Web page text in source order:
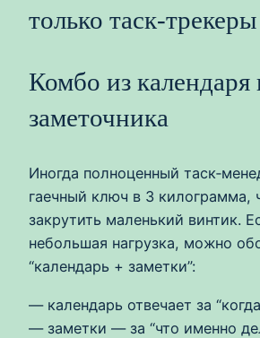
только таск‑трекеры
Комбо из календаря
заметочника
Иногда полноценный
гаечный ключ в 3 килограмма,
закрутить маленький винтик.
небольшая нагрузка, можно
“календарь + заметки”:
— календарь отвечает за
— заметки — за “что именно